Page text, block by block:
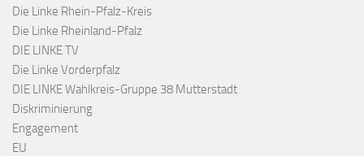
Die Linke Rhein-Pfalz-Kreis
Die Linke Rheinland-Pfalz
DIE LINKE TV
Die Linke Vorderpfalz
DIE LINKE Wahlkreis-Gruppe 38 Mutterstadt
Diskriminierung
Engagement
EU